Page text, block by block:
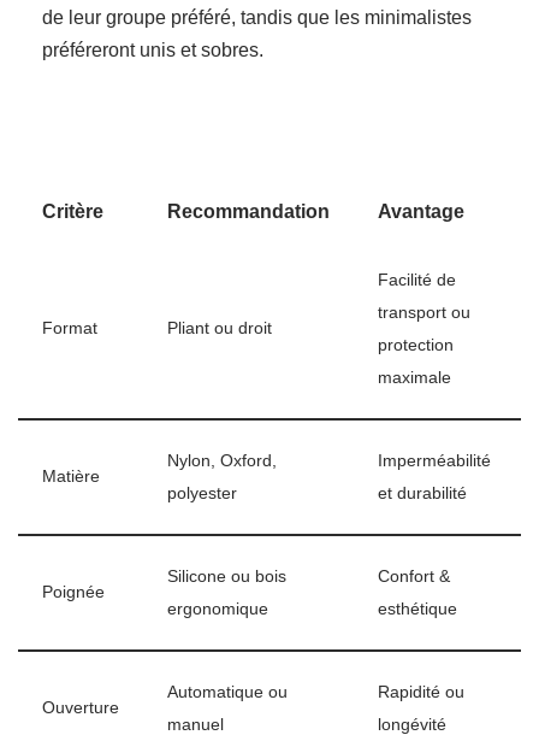
de leur groupe préféré, tandis que les minimalistes
préféreront unis et sobres.
Critère Recommandation Avantage
Format Pliant ou droit
Facilité de
transport ou
protection
maximale
Matière
Nylon, Oxford,
polyester
Imperméabilité
et durabilité
Poignée
Silicone ou bois
ergonomique
Confort &
esthétique
Ouverture
Automatique ou
manuel
Rapidité ou
longévité